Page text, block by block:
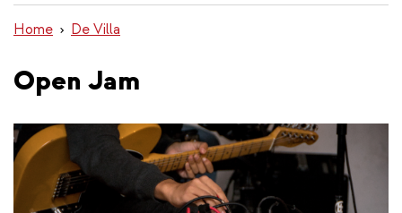
inhoud
gaan
Home De Villa
Open Jam